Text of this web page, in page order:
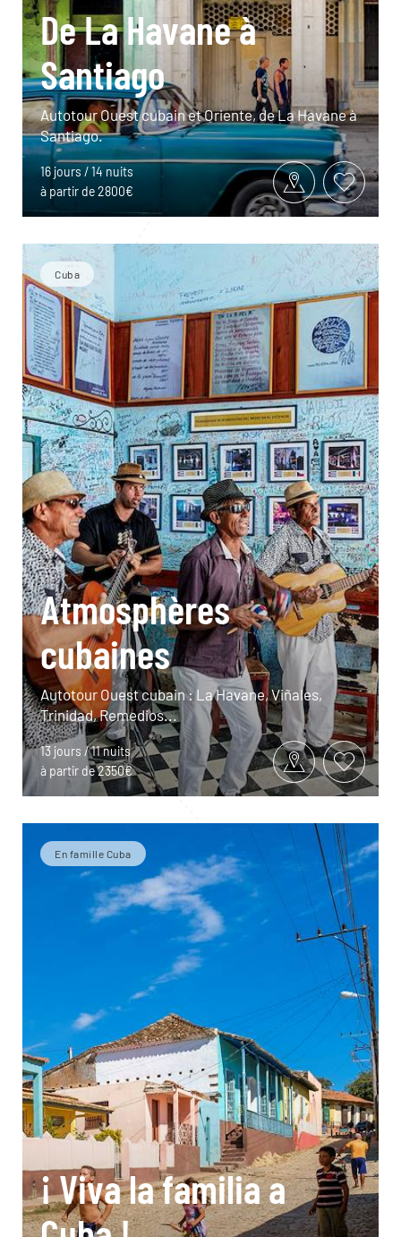
De La Havane à
Santiago
Autotour Ouest cubain et Oriente, de La Havane à
Santiago.
16 jours / 14 nuits
à partir de 2800€
Cuba
Atmosphères
cubaines
Autotour Ouest cubain : La Havane, Viñales,
Trinidad, Remedios...
13 jours / 11 nuits
à partir de 2350€
En famille Cuba
¡ Viva la familia a